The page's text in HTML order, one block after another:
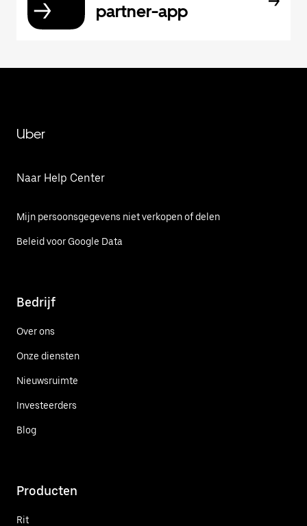
partner-app
Uber
Naar Help Center
Mijn persoonsgegevens niet verkopen of delen
Beleid voor Google Data
Bedrijf
Over ons
Onze diensten
Nieuwsruimte
Investeerders
Blog
Producten
Rit